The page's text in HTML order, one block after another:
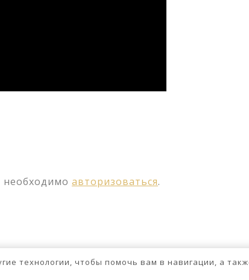
авторизоваться.
технологии, чтобы помочь вам в навигации, а